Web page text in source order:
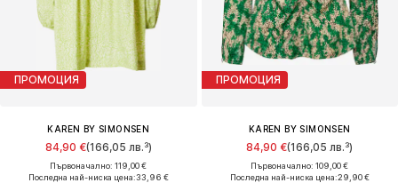
ПРОМОЦИЯ
KAREN BY SIMONSEN
84,90 €(166,05 лв.³)
Първоначално: 119,00 €
Последна най-ниска цена:33,96 €
ПРОМОЦИЯ
KAREN BY SIMONSEN
84,90 €(166,05 лв.³)
Първоначално: 109,00 €
Последна най-ниска цена:29,90 €